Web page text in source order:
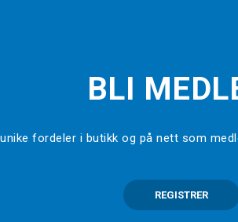
BLI
fordeler i butikk og på nett som
REGISTRER